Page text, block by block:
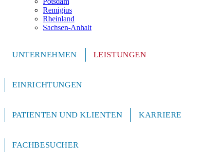
Remigius
Rheinland
Sachsen-Anhalt
UNTERNEHMEN LEISTUNGEN
EINRICHTUNGEN
PATIENTEN UND KLIENTEN KARRIERE
FACHBESUCHER